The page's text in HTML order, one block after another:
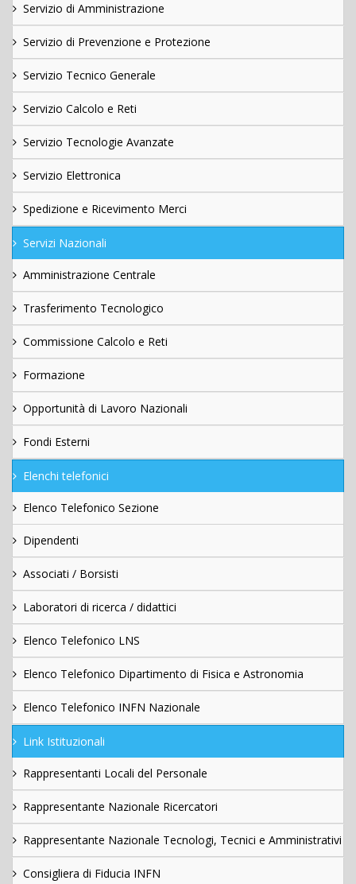
Servizio di Amministrazione
Servizio di Prevenzione e Protezione
Servizio Tecnico Generale
Servizio Calcolo e Reti
Servizio Tecnologie Avanzate
Servizio Elettronica
Spedizione e Ricevimento Merci
Servizi Nazionali
Amministrazione Centrale
Trasferimento Tecnologico
Commissione Calcolo e Reti
Formazione
Opportunità di Lavoro Nazionali
Fondi Esterni
Elenchi telefonici
Elenco Telefonico Sezione
Dipendenti
Associati / Borsisti
Laboratori di ricerca / didattici
Elenco Telefonico LNS
Elenco Telefonico Dipartimento di Fisica e Astronomia
Elenco Telefonico INFN Nazionale
Link Istituzionali
Rappresentanti Locali del Personale
Rappresentante Nazionale Ricercatori
Rappresentante Nazionale Tecnologi, Tecnici e Amministrativi
Consigliera di Fiducia INFN